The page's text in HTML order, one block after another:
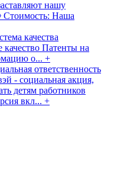
нашу
Стоимость: Наша
качества
качество Патенты на
о... +
ответственность
- социальная акция,
детям работников
вкл... +